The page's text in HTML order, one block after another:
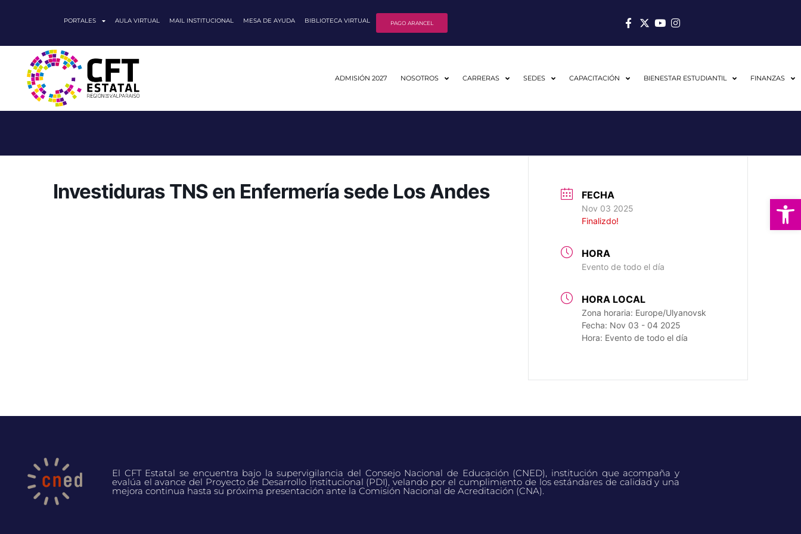
Abrir
PORTALES AULA VIRTUAL MAIL INSTITUCIONAL MESA DE AYUDA BIBLIOTECA VIRTUAL PAGO ARANCEL
ADMISIÓN 2027 NOSOTROS CARRERAS SEDES CAPACITACIÓN BIENESTAR ESTUDIANTIL FINANZAS
Investiduras TNS en Enfermería sede Los Andes FECHA
Nov 03 2025
Finalizdo!
HORA
Evento de todo el día
HORA LOCAL
Zona horaria: Europe/Ulyanovsk
Fecha: Nov 03 - 04 2025
Hora: Evento de todo el día
El CFT Estatal se encuentra bajo la supervigilancia del Consejo Nacional de Educación (CNED), institución que acompaña y
evalúa el avance del Proyecto de Desarrollo Institucional (PDI), velando por el cumplimiento de los estándares de calidad y una
mejora continua hasta su próxima presentación ante la Comisión Nacional de Acreditación (CNA).